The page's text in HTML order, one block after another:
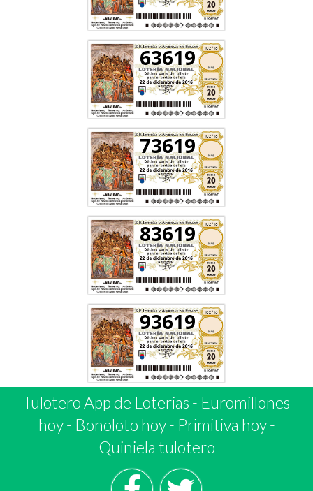
63619
73619
83619
93619
Tulotero App de Loterias - Euromillones
hoy- Bonoloto hoy- Primitiva hoy-
Quiniela tulotero